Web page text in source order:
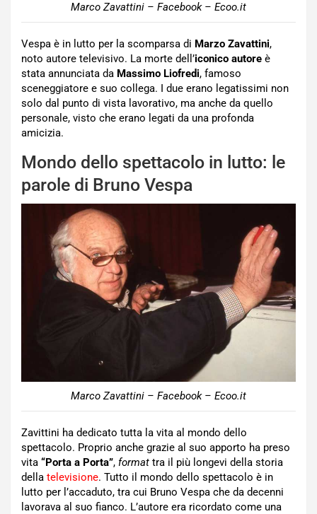
Marco Zavattini – Facebook – Ecoo.it
Vespa è in lutto per la scomparsa di Marzo Zavattini,
noto autore televisivo. La morte dell’iconico autore è
stata annunciata da Massimo Liofredi, famoso
sceneggiatore e suo collega. I due erano legatissimi non
solo dal punto di vista lavorativo, ma anche da quello
personale, visto che erano legati da una profonda
amicizia.
Mondo dello spettacolo in lutto: le
parole di Bruno Vespa
Marco Zavattini – Facebook – Ecoo.it
Zavittini ha dedicato tutta la vita al mondo dello
spettacolo. Proprio anche grazie al suo apporto ha preso
vita “Porta a Porta”, format tra il più longevi della storia
della televisione. Tutto il mondo dello spettacolo è in
lutto per l’accaduto, tra cui Bruno Vespa che da decenni
lavorava al suo fianco. L’autore era ricordato come una